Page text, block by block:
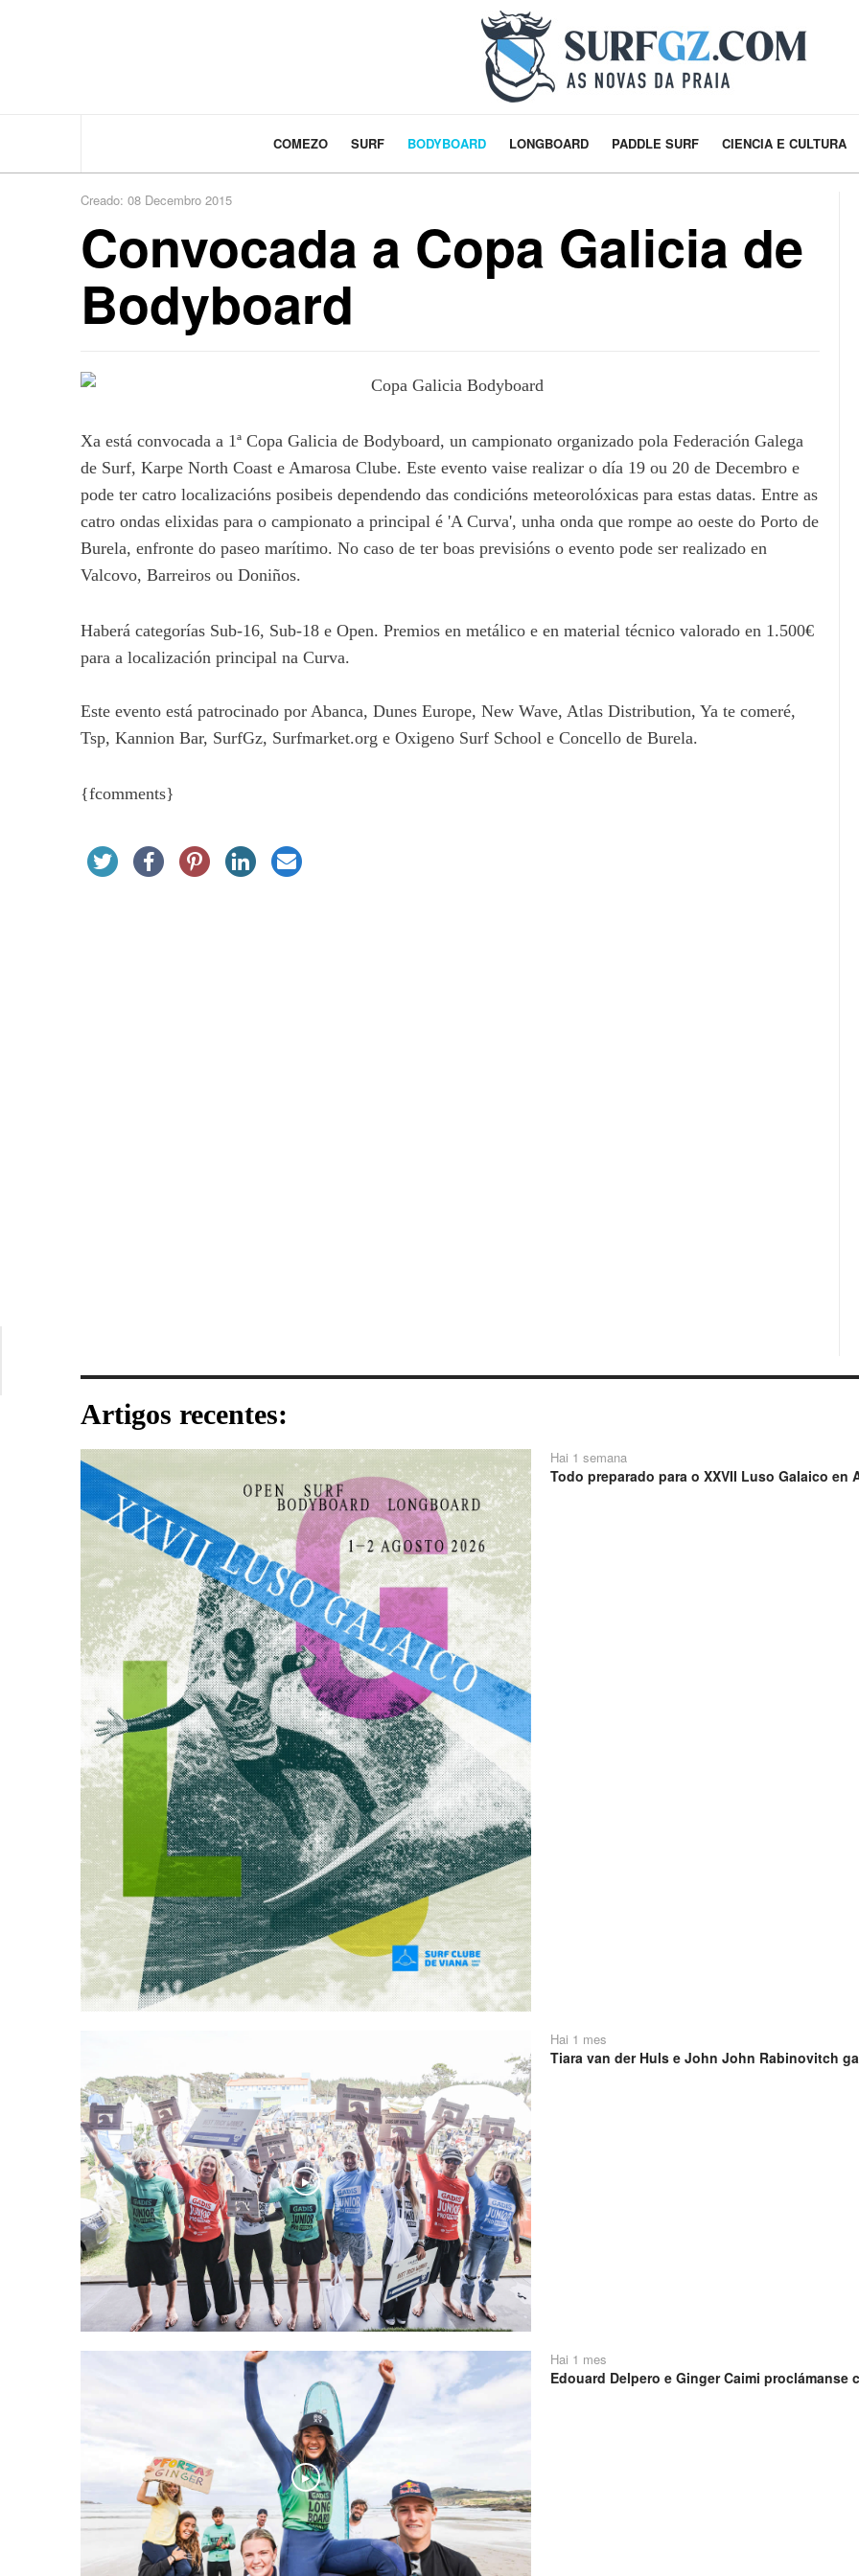
COMEZO SURF BODYBOARD LONGBOARD PADDLE SURF CIENCIA E CULTURA
Creado: 08 Decembro 2015
Convocada a Copa Galicia de
Bodyboard
Xa está convocada a 1ª Copa Galicia de Bodyboard, un campionato organizado pola Federación Galega
de Surf, Karpe North Coast e Amarosa Clube. Este evento vaise realizar o día 19 ou 20 de Decembro e
pode ter catro localizacións posibeis dependendo das condicións meteorolóxicas para estas datas. Entre as
catro ondas elixidas para o campionato a principal é 'A Curva', unha onda que rompe ao oeste do Porto de
Burela, enfronte do paseo marítimo. No caso de ter boas previsións o evento pode ser realizado en
Valcovo, Barreiros ou Doniños.
Haberá categorías Sub-16, Sub-18 e Open. Premios en metálico e en material técnico valorado en 1.500€
para a localización principal na Curva.
Este evento está patrocinado por Abanca, Dunes Europe, New Wave, Atlas Distribution, Ya te comeré,
Tsp, Kannion Bar, SurfGz, Surfmarket.org e Oxigeno Surf School e Concello de Burela.
{fcomments}
Artigos recentes:
Hai 1 semana
Todo preparado para o XXVII Luso Galaico en
Play
Hai 1 mes
Tiara van der Huls e John John Rabinovitch
Play
Hai 1 mes
Edouard Delpero e Ginger Caimi